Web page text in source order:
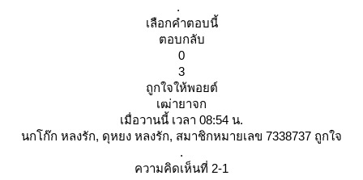
.
เลือกคำตอบนี้
ตอบกลับ
0
3
ถูกใจให้พอยต์
เฒ่ายาจก
เมื่อวานนี้ เวลา 08:54 น.
นกโก๊ก หลงรัก, ดุหยง หลงรัก, สมาชิกหมายเลข 7338737 ถูกใจ
.
ความคิดเห็นที่ 2-1